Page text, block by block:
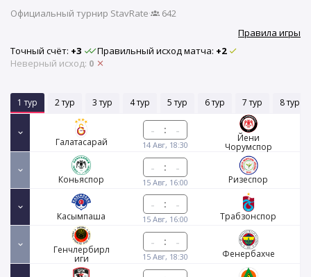
Официальный турнир StavRate·
642
Правила игры
Точный счёт: +3 Правильный исход матча: +2
Неверный исход: 0
1 тур 2 тур 3 тур 4 тур 5 тур 6 тур 7 тур 8 тур
Галатасарай
:
14 Авг, 18:30
Йени
Чорумспор
Коньяспор
:
15 Авг, 16:00 Ризеспор
Касымпаша
:
15 Авг, 16:00 Трабзонспор
Генчлербирл
иги
:
15 Авг, 18:30 Фенербахче